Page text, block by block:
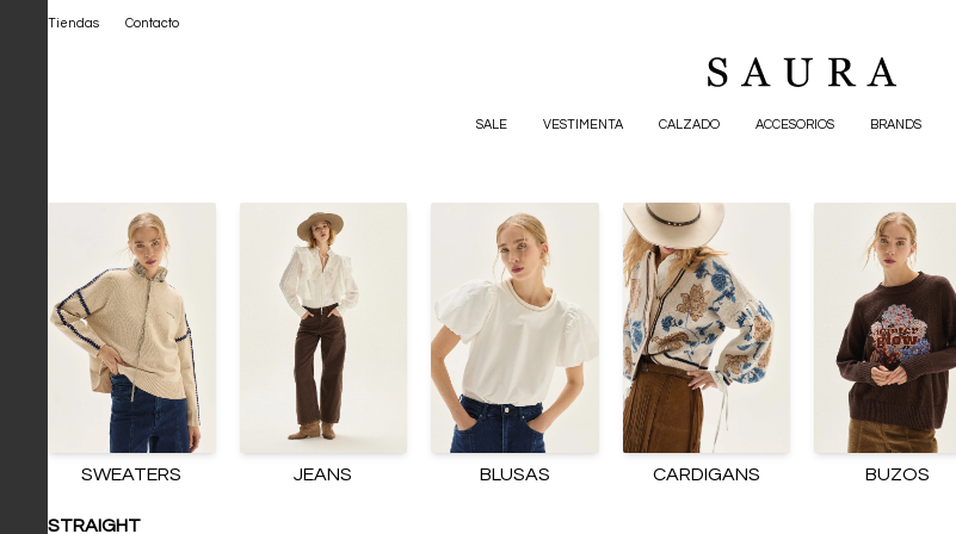
SALE VESTIMENTA CALZADO ACCESORIOS BRANDS
Tiendas Contacto
SWEATERS JEANS BLUSAS CARDIGANS BUZOS
STRAIGHT